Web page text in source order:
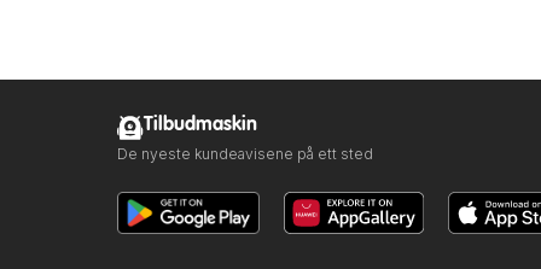
Tilbudmaskin
De nyeste kundeavisene på ett sted